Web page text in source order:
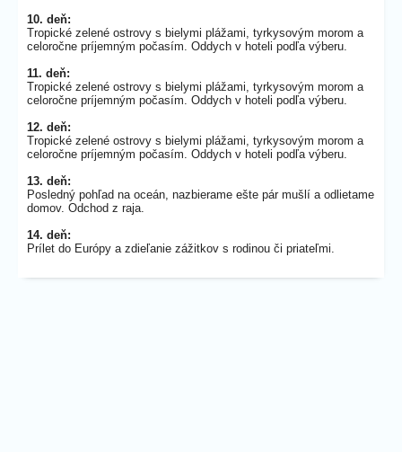
10. deň:
Tropické zelené ostrovy s bielymi plážami, tyrkysovým morom a
celoročne príjemným počasím. Oddych v hoteli podľa výberu.
11. deň:
Tropické zelené ostrovy s bielymi plážami, tyrkysovým morom a
celoročne príjemným počasím. Oddych v hoteli podľa výberu.
12. deň:
Tropické zelené ostrovy s bielymi plážami, tyrkysovým morom a
celoročne príjemným počasím. Oddych v hoteli podľa výberu.
13. deň:
Posledný pohľad na oceán, nazbierame ešte pár mušlí a odlietame
domov. Odchod z raja.
14. deň:
Prílet do Európy a zdieľanie zážitkov s rodinou či priateľmi.